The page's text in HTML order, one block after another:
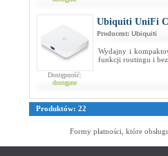
Dostępność:
dostępne
Ubiquiti UniFi
Producent: Ubiquiti
Wydajny i
funkcji routingu i
Produktów: 22
Formy płatności, które